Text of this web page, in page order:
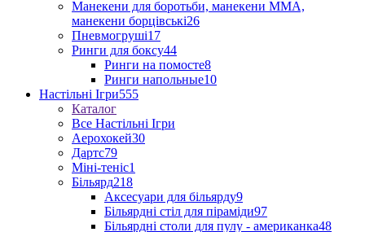
Манекени для боротьби, манекени ММА,
манекени борцівські26
Пневмогруші17
Ринги для боксу44
Ринги на помосте8
Ринги напольные10
Настільні Ігри555
Каталог
Все Настільні Ігри
Аерохокей30
Дартс79
Міні-теніс1
Більярд218
Аксесуари для більярду9
Більярдні стіл для піраміди97
Більярдні столи для пулу - американка48